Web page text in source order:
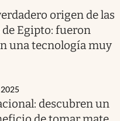
origen de las
Egipto: fueron
una tecnología muy
descubren un